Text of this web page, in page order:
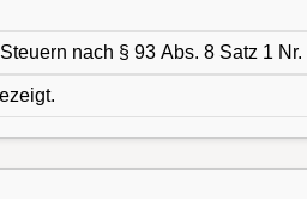
nach § 93 Abs. 8 Satz 1